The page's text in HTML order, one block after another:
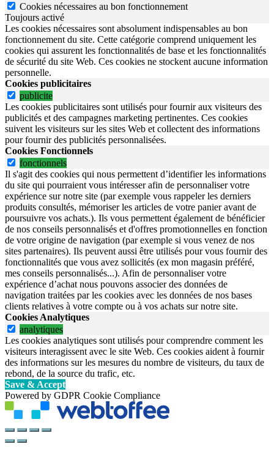
Cookies nécessaires au bon fonctionnement
Toujours activé
Les cookies nécessaires sont absolument indispensables au bon
fonctionnement du site. Cette catégorie comprend uniquement les
cookies qui assurent les fonctionnalités de base et les fonctionnalités
de sécurité du site Web. Ces cookies ne stockent aucune information
personnelle.
Cookies publicitaires
publicite
Les cookies publicitaires sont utilisés pour fournir aux visiteurs des
publicités et des campagnes marketing pertinentes. Ces cookies
suivent les visiteurs sur les sites Web et collectent des informations
pour fournir des publicités personnalisées.
Cookies Fonctionnels
fonctionnels
Il s'agit des cookies qui nous permettent d’identifier les informations
du site qui pourraient vous intéresser afin de personnaliser votre
expérience sur notre site (par exemple vous rappeler les derniers
produits consultés, mémoriser les articles de votre panier avant de
poursuivre vos achats.). Ils vous permettent également de bénéficier
de nos conseils personnalisés et d'offres promotionnelles en fonction
de votre origine de navigation (par exemple si vous venez de nos
sites partenaires). Ils peuvent aussi être utilisés pour vous fournir des
fonctionnalités que vous avez sollicités (ex mon magasin préféré,
mes conseils personnalisés...). Afin de personnaliser votre
expérience d’achat nous pouvons associer des données de
navigation traitées par les cookies avec les données de nos bases
clients relatives à votre compte ou à vos achats sur notre site.
Cookies Analytiques
analytiques
Les cookies analytiques sont utilisés pour comprendre comment les
visiteurs interagissent avec le site Web. Ces cookies aident à fournir
des informations sur les mesures du nombre de visiteurs, du taux de
rebond, de la source du trafic, etc.
Save & Accept
Powered by GDPR Cookie Compliance